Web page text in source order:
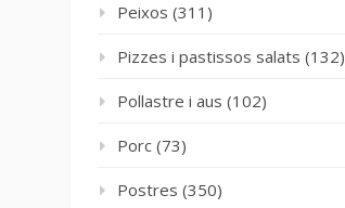
Peixos (311)
Pizzes i pastissos salats (132)
Pollastre i aus (102)
Porc (73)
Postres (350)